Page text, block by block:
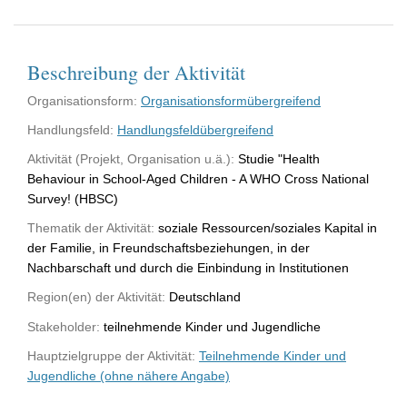
Beschreibung der Aktivität
Organisationsform: Organisationsformübergreifend
Handlungsfeld: Handlungsfeldübergreifend
Aktivität (Projekt, Organisation u.ä.): Studie "Health
Behaviour in School-Aged Children - A WHO Cross National
Survey! (HBSC)
Thematik der Aktivität: soziale Ressourcen/soziales Kapital in
der Familie, in Freundschaftsbeziehungen, in der
Nachbarschaft und durch die Einbindung in Institutionen
Region(en) der Aktivität: Deutschland
Stakeholder: teilnehmende Kinder und Jugendliche
Hauptzielgruppe der Aktivität: Teilnehmende Kinder und
Jugendliche (ohne nähere Angabe)